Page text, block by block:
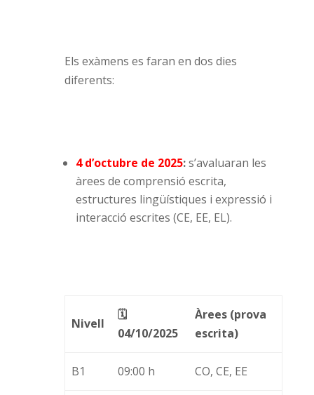
Els exàmens es faran en dos dies
diferents:
4 d’octubre de 2025:s’avaluaran les
àrees de comprensió escrita,
estructures lingüístiques i expressió i
interacció escrites (CE, EE, EL).
Nivell
🗓️
04/10/2025
Àrees (prova
escrita)
B1 09:00 h CO, CE, EE